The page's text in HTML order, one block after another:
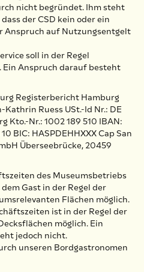
nicht begründet. Ihm steht
der CSD kein oder ein
Anspruch auf Nutzungsentgelt
soll in der Regel
Anspruch darauf besteht
Registerbericht Hamburg
Kathrin Ruess USt.-Id Nr.: DE
Kto.-Nr.: 1002 189 510 IBAN:
BIC: HASPDEHHXXX Cap San
Überseebrücke, 20459
des Museumsbetriebs
Gast in der Regel der
Flächen möglich.
ist in der Regel der
möglich. Ein
jedoch nicht.
unseren Bordgastronomen